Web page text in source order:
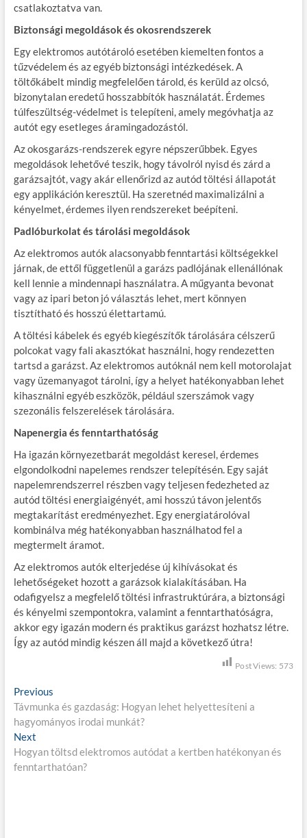
csatlakoztatva van.
Biztonsági megoldások és okosrendszerek
Egy elektromos autótároló esetében kiemelten fontos a
tűzvédelem és az egyéb biztonsági intézkedések. A
töltőkábelt mindig megfelelően tárold, és kerüld az olcsó,
bizonytalan eredetű hosszabbítók használatát. Érdemes
túlfeszültség-védelmet is telepíteni, amely megóvhatja az
autót egy esetleges áramingadozástól.
Az okosgarázs-rendszerek egyre népszerűbbek. Egyes
megoldások lehetővé teszik, hogy távolról nyisd és zárd a
garázsajtót, vagy akár ellenőrizd az autód töltési állapotát
egy applikáción keresztül. Ha szeretnéd maximalizálni a
kényelmet, érdemes ilyen rendszereket beépíteni.
Padlóburkolat és tárolási megoldások
Az elektromos autók alacsonyabb fenntartási költségekkel
járnak, de ettől függetlenül a garázs padlójának ellenállónak
kell lennie a mindennapi használatra. A műgyanta bevonat
vagy az ipari beton jó választás lehet, mert könnyen
tisztítható és hosszú élettartamú.
A töltési kábelek és egyéb kiegészítők tárolására célszerű
polcokat vagy fali akasztókat használni, hogy rendezetten
tartsd a garázst. Az elektromos autóknál nem kell motorolajat
vagy üzemanyagot tárolni, így a helyet hatékonyabban lehet
kihasználni egyéb eszközök, például szerszámok vagy
szezonális felszerelések tárolására.
Napenergia és fenntarthatóság
Ha igazán környezetbarát megoldást keresel, érdemes
elgondolkodni napelemes rendszer telepítésén. Egy saját
napelemrendszerrel részben vagy teljesen fedezheted az
autód töltési energiaigényét, ami hosszú távon jelentős
megtakarítást eredményezhet. Egy energiatárolóval
kombinálva még hatékonyabban használhatod fel a
megtermelt áramot.
Az elektromos autók elterjedése új kihívásokat és
lehetőségeket hozott a garázsok kialakításában. Ha
odafigyelsz a megfelelő töltési infrastruktúrára, a biztonsági
és kényelmi szempontokra, valamint a fenntarthatóságra,
akkor egy igazán modern és praktikus garázst hozhatsz létre.
Így az autód mindig készen áll majd a következő útra!
Post Views: 573
B
e
j
e
Previous
r
e
i
o
Távmunka és gazdaság: Hogyan lehet helyettesíteni a
hagyományos irodai munkát?
Next
e
x
Hogyan töltsd elektromos autódat a kertben hatékonyan és
fenntarthatóan?